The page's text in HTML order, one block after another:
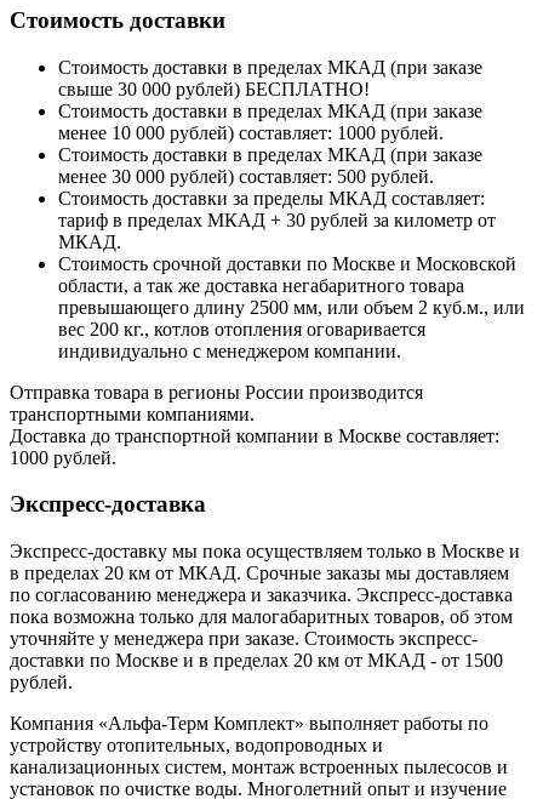
Стоимость доставки
Стоимость доставки в пределах МКАД (при заказе
свыше 30 000 рублей) БЕСПЛАТНО!
Стоимость доставки в пределах МКАД (при заказе
менее 10 000 рублей) составляет: 1000 рублей.
Стоимость доставки в пределах МКАД (при заказе
менее 30 000 рублей) составляет: 500 рублей.
Стоимость доставки за пределы МКАД составляет:
тариф в пределах МКАД + 30 рублей за километр от
МКАД.
Стоимость срочной доставки по Москве и Московской
области, а так же доставка негабаритного товара
превышающего длину 2500 мм, или объем 2 куб.м., или
вес 200 кг., котлов отопления оговаривается
индивидуально с менеджером компании.
Отправка товара в регионы России производится
транспортными компаниями.
Доставка до транспортной компании в Москве составляет:
1000 рублей.
Экспресс-доставка
Экспресс-доставку мы пока осуществляем только в Москве и
в пределах 20 км от МКАД. Срочные заказы мы доставляем
по согласованию менеджера и заказчика. Экспресс-доставка
пока возможна только для малогабаритных товаров, об этом
уточняйте у менеджера при заказе. Стоимость экспресс-
доставки по Москве и в пределах 20 км от МКАД - от 1500
рублей.
Компания «Альфа-Терм Комплект» выполняет работы по
устройству отопительных, водопроводных и
канализационных систем, монтаж встроенных пылесосов и
установок по очистке воды. Многолетний опыт и изучение